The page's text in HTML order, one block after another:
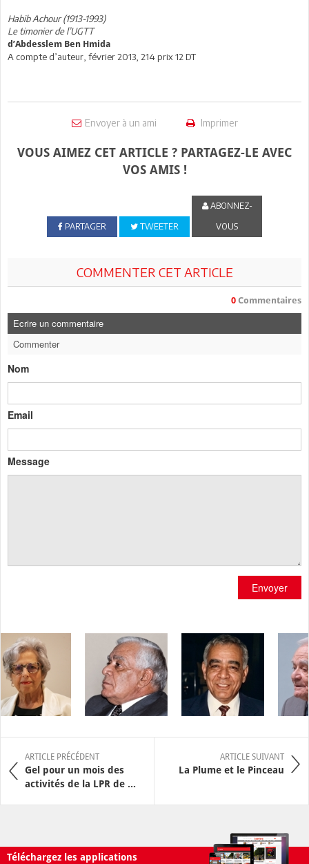
Habib Achour (1913-1993)
Le timonier de l’UGTT
d’Abdesslem Ben Hmida
A compte d’auteur, février 2013, 214 prix 12 DT
Envoyer à un ami Imprimer
VOUS AIMEZ CET ARTICLE ? PARTAGEZ-LE AVEC
VOS AMIS !
PARTAGER TWEETER
ABONNEZ-
VOUS
COMMENTER CET ARTICLE
0 Commentaires
Ecrire un commentaire
Commenter
Nom
Email
Message
Envoyer
ARTICLE PRÉCÉDENT
Gel pour un mois des
activités de la LPR de ...
ARTICLE SUIVANT
La Plume et le Pinceau
Téléchargez les applications